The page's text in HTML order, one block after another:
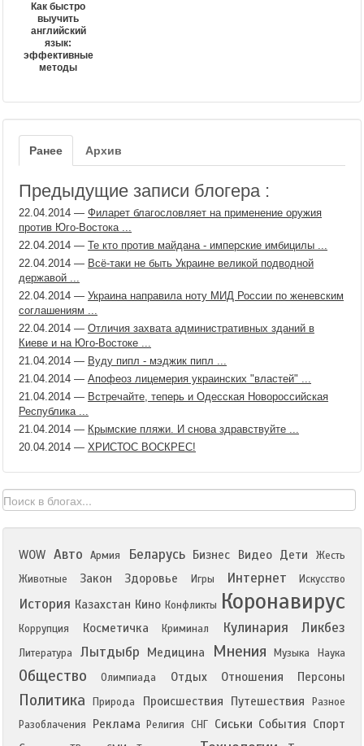
Как быстро
выучить
английский
язык:
эффективные
методы
Ранее Архив
Предыдущие записи блогера :
22.04.2014 — Филарет благословляет на применение оружия
против Юго-Востока ...
22.04.2014 — Те кто против майдана - имперские имбицилы ...
22.04.2014 — Всё-таки не быть Украине великой подводной
державой ...
22.04.2014 — Украина направила ноту МИД России по женевским
соглашениям ...
22.04.2014 — Отличия захвата административных зданий в
Киеве и на Юго-Востоке ...
21.04.2014 — Вуду пипл - мэджик пипл ...
21.04.2014 — Апофеоз лицемерия украинских "властей" ...
21.04.2014 — Встречайте, теперь и Одесская Новороссийская
Республика ...
21.04.2014 — Крымские пляжи. И снова здравствуйте ...
20.04.2014 — ХРИСТОС ВОСКРЕС!
WOW Авто Армия Беларусь Бизнес Видео Дети
Жесть
Животные
Закон Здоровье Игры Интернет Искусство
История Казахстан Кино Конфликты Коронавирус
Коррупция Косметичка Криминал Кулинария Ликбез
Литература Лытдыбр Медицина Мнения Музыка Наука
Общество Олимпиада Отдых Отношения Персоны
Политика Природа Происшествия Путешествия
Разное
Разоблачения
Реклама Религия СНГ Сиськи События Спорт